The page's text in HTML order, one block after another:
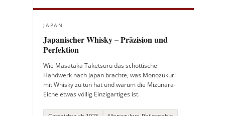
JAPAN
Japanischer Whisky – Präzision und
Perfektion
Wie Masataka Taketsuru das schottische
Handwerk nach Japan brachte, was Monozukuri
mit Whisky zu tun hat und warum die Mizunara-
Eiche etwas völlig Einzigartiges ist.